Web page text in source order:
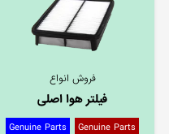
فروش انواع
فیلتر هوا اصلی
Genuine Parts
Genuine Parts